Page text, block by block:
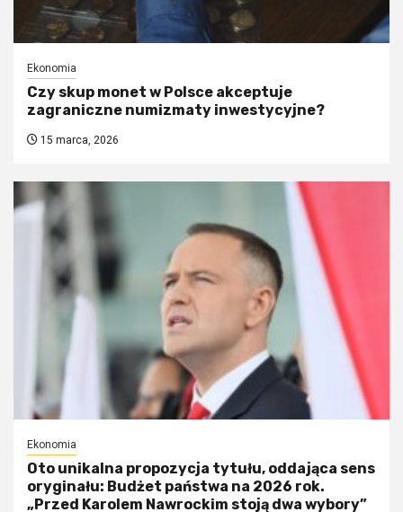
Ekonomia
Czy skup monet w Polsce akceptuje
zagraniczne numizmaty inwestycyjne?
15 marca, 2026
Ekonomia
Oto unikalna propozycja tytułu, oddająca sens
oryginału: Budżet państwa na 2026 rok.
„Przed Karolem Nawrockim stoją dwa wybory”